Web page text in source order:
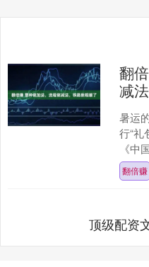
翻
减
暑运
行“礼
《中
运输
规一
翻倍赚
顶级配资